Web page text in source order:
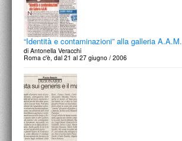
“Identità e contaminazioni” alla galleria A.A.M.
di Antonella Veracchi
Roma c'è, dal 21 al 27 giugno / 2006